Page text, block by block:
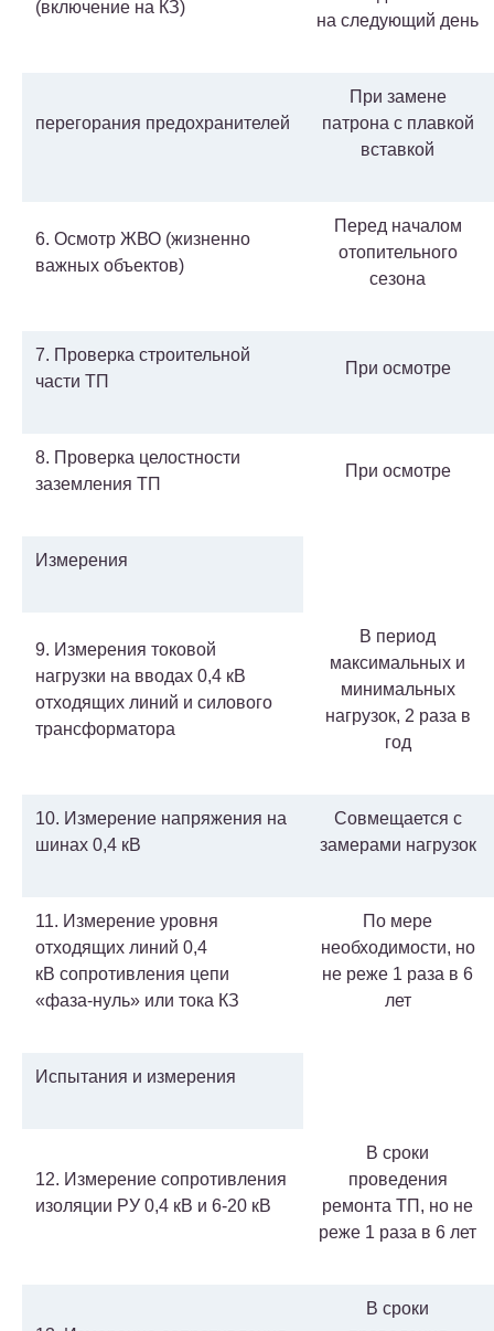
(включение на КЗ)
на следующий день
перегорания предохранителей
При замене
патрона с плавкой
вставкой
6. Осмотр ЖВО (жизненно
важных объектов)
Перед началом
отопительного
сезона
7. Проверка строительной
части ТП
При осмотре
8. Проверка целостности
заземления ТП
При осмотре
Измерения
9. Измерения токовой
нагрузки на вводах 0,4 кВ
отходящих линий и силового
трансформатора
В период
максимальных и
минимальных
нагрузок, 2 раза в
год
10. Измерение напряжения на
шинах 0,4 кВ
Совмещается с
замерами нагрузок
11. Измерение уровня
отходящих линий 0,4
кВ сопротивления цепи
«фаза-нуль» или тока КЗ
По мере
необходимости, но
не реже 1 раза в 6
лет
Испытания и измерения
12. Измерение сопротивления
изоляции РУ 0,4 кВ и 6-20 кВ
В сроки
проведения
ремонта ТП, но не
реже 1 раза в 6 лет
В сроки